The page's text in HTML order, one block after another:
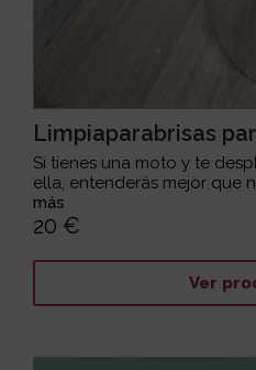
Limpiaparabrisas
Si tienes una moto y te
ella, entenderás mejor que
más
20 €
Ver